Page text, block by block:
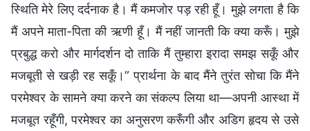
स्थिति मेरे लिए दर्दनाक है। मैं कमजोर पड़ रही हूँ। मुझे लगता है कि
मैं अपने माता-पिता की ऋणी हूँ। मैं नहीं जानती कि क्या करूँ। मुझे
प्रबुद्ध करो और मार्गदर्शन दो ताकि मैं तुम्हारा इरादा समझ सकूँ और
मजबूती से खड़ी रह सकूँ।” प्रार्थना के बाद मैंने तुरंत सोचा कि मैंने
परमेश्वर के सामने क्या करने का संकल्प लिया था—अपनी आस्था में
मजबूत रहूँगी, परमेश्वर का अनुसरण करूँगी और अडिग हृदय से उसे